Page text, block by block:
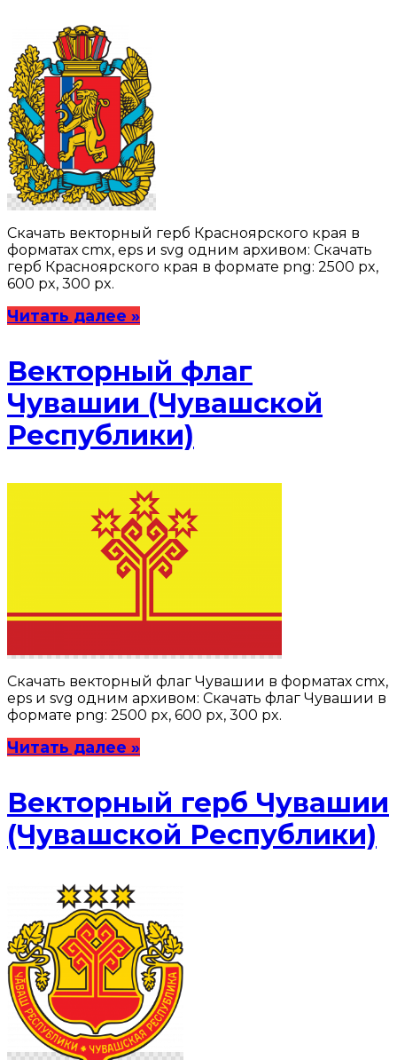
Скачать векторный герб Красноярского края в
форматах cmx, eps и svg одним архивом: Скачать
герб Красноярского края в формате png: 2500 px,
600 px, 300 px.
Читать далее »
Векторный флаг
Чувашии (Чувашской
Республики)
Скачать векторный флаг Чувашии в форматах cmx,
eps и svg одним архивом: Скачать флаг Чувашии в
формате png: 2500 px, 600 px, 300 px.
Читать далее »
Векторный герб Чувашии
(Чувашской Республики)